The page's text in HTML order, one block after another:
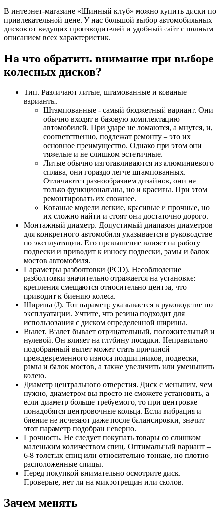
В интернет-магазине «Шинный клуб» можно купить диски по
привлекательной цене. У нас большой выбор автомобильных
дисков от ведущих производителей и удобный сайт с полным
описанием всех характеристик.
На что обратить внимание при выборе
колесных дисков?
Тип. Различают литые, штамованные и кованые
варианты.
Штампованные - самый бюджетный вариант. Они
обычно входят в базовую комплектацию
автомобилей. При ударе не ломаются, а мнутся, и,
соответственно, подлежат ремонту – это их
основное преимущество. Однако при этом они
тяжелые и не слишком эстетичные.
Литые обычно изготавливаются из алюминиевого
сплава, они гораздо легче штампованных.
Отличаются разнообразием дизайнов, они не
только функциональны, но и красивы. При этом
ремонтировать их сложнее.
Кованые модели легкие, красивые и прочные, но
их сложно найти и стоят они достаточно дорого.
Монтажный диаметр. Допустимый диапазон диаметров
для конкретного автомобиля указывается в руководстве
по эксплуатации. Его превышение влияет на работу
подвески и приводит к износу подвески, рамы и балок
мостов автомобиля.
Параметры разболтовки (PCD). Несоблюдение
разболтовки значительно отражается на установке:
крепления смещаются относительно центра, что
приводит к биению колеса.
Ширина (J). Тот параметр указывается в руководстве по
эксплуатации. Учтите, что резина подходит для
использования с диском определенной ширины.
Вылет. Вылет бывает отрицательный, положительный и
нулевой. Он влияет на глубину посадки. Неправильно
подобранный вылет может стать причиной
преждевременного износа подшипников, подвески,
рамы и балок мостов, а также увеличить или уменьшить
колею.
Диаметр центрального отверстия. Диск с меньшим, чем
нужно, диаметром вы просто не сможете установить, а
если диаметр больше требуемого, то при центровке
понадобятся центровочные кольца. Если вибрация и
биение не исчезают даже после балансировки, значит
этот параметр подобран неверно.
Прочность. Не следует покупать товары со слишком
маленьким количеством спиц. Оптимальный вариант –
6-8 толстых спиц или относительно тонкие, но плотно
расположенные спицы.
Перед покупкой внимательно осмотрите диск.
Проверьте, нет ли на микротрещин или сколов.
Зачем менять